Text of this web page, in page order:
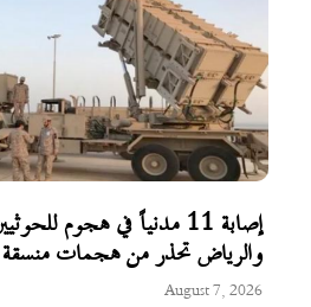
إصابة 11 مدنياً في هجوم
والرياض تحذر من هجمات
August 7, 2026